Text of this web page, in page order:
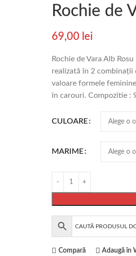
Rochie de
69,00 lei
Rochie de Vara Alb
realizată în 2 combinații
valoare formele
în carouri. Compozitie :
CULOARE
MARIME
Compară Adaugă în